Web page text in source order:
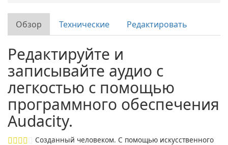
Обзор Технические Редактировать
Редактируйте и
записывайте аудио с
легкостью с помощью
программного обеспечения
Audacity.
Созданный человеком. С помощью искусственного